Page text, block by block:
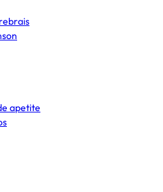
apetite